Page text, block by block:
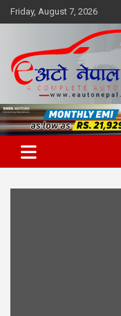
Skip
to
Friday, August 7, 2026